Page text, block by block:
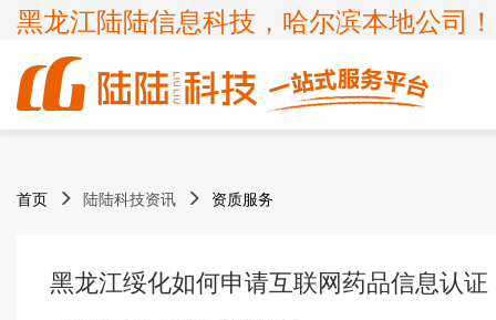
黑龙江陆陆信息科技，哈尔滨本地公司！
企业服务
APPLICATION CONDITIONS
呼叫中心业务
知识产权
商标疑难
认证服务
ISO14001
项目申报
专精特新
首页 陆陆科技资讯 资质服务
黑龙江绥化如何申请互联网药品信息认证